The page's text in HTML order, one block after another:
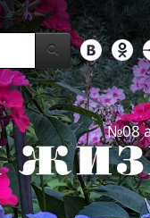
№08